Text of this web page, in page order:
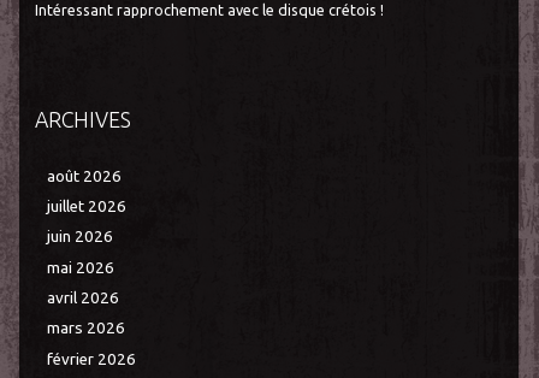
Intéressant rapprochement avec le disque crétois !
ARCHIVES
août 2026
juillet 2026
juin 2026
mai 2026
avril 2026
mars 2026
février 2026